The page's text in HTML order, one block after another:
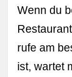
Wenn du
rufe am
ist, wartet